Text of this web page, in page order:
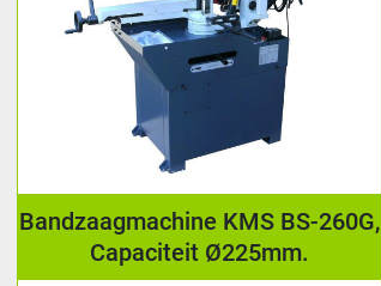
Bandzaagmachine KMS BS-260G,
Capaciteit Ø225mm.